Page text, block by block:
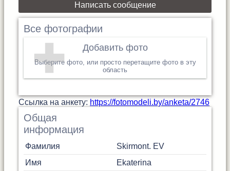
Написать сообщение
Все фотографии
Добавить фото
Выберите фото, или просто перетащите фото в эту
область
Cсылка на анкету: https://fotomodeli.by/anketa/2746
Общая
информация
Фамилия
Skirmont. EV
Имя
Ekaterina